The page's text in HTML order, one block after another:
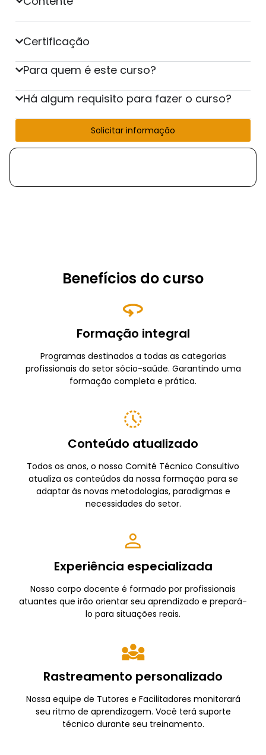
Certificação
Para quem é este curso?
Há algum requisito para fazer o curso?
Solicitar informação
Benefícios do curso
Formação integral
Programas destinados a todas as categorias
profissionais do setor sócio-saúde. Garantindo uma
formação completa e prática.
Conteúdo atualizado
Todos os anos, o nosso Comité Técnico Consultivo
atualiza os conteúdos da nossa formação para se
adaptar às novas metodologias, paradigmas e
necessidades do setor.
Experiência especializada
Nosso corpo docente é formado por profissionais
atuantes que irão orientar seu aprendizado e prepará-
lo para situações reais.
Rastreamento personalizado
Nossa equipe de Tutores e Facilitadores monitorará
seu ritmo de aprendizagem. Você terá suporte
técnico durante seu treinamento.